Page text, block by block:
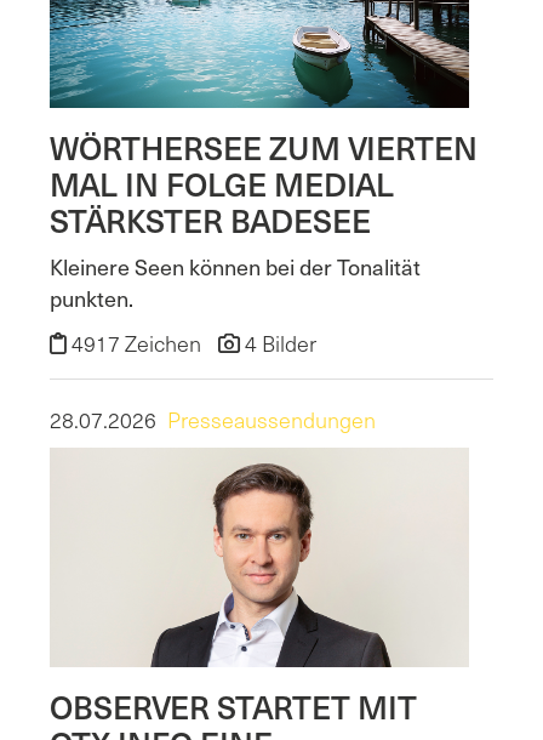
WÖRTHERSEE ZUM VIERTEN
MAL IN FOLGE MEDIAL
STÄRKSTER BADESEE
Kleinere Seen können bei der Tonalität
punkten.
4917 Zeichen
4 Bilder
28.07.2026 Presseaussendungen
OBSERVER STARTET MIT